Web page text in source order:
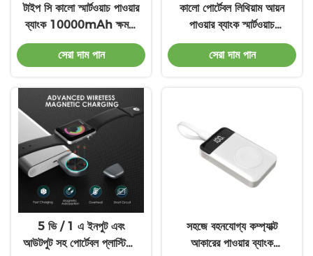
টাইপ সি কালো স্মার্টওয়াচ পাওয়ার
ব্যাংক 10000mAh ক্ষমতা
ইউনিভার্সাল সংযোগ
সেরা দাম পান
কালো পোর্টেবল লিথিয়াম আয়ন
পাওয়ার ব্যাংক স্মার্টওয়াচ
আউটপুট 5V / 1A
সেরা দাম পান
5 ভি / 1 এ ইনপুট এবং
আউটপুট সহ পোর্টেবল প্লাস্টিকের
সহজে বহনযোগ্য কম্প্যাক্ট
আকারের পাওয়ার ব্যাংক